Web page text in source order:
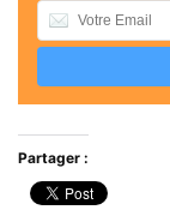
Partager :